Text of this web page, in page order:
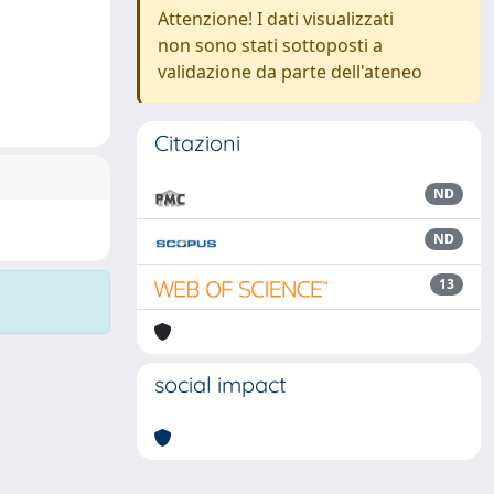
Attenzione! I dati visualizzati
non sono stati sottoposti a
validazione da parte dell'ateneo
Citazioni
ND
ND
13
social impact